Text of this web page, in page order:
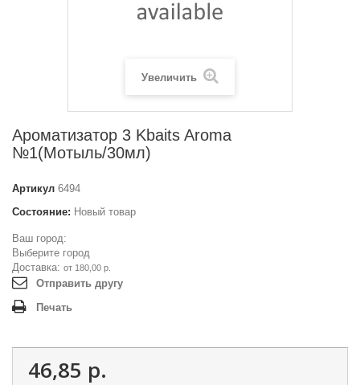
Увеличить
Ароматизатор 3 Kbaits Aroma
№1(Мотыль/30мл)
Артикул 6494
Состояние: Новый товар
Ваш город:
Выберите город
Доставка: от 180,00 р.
Отправить другу
Печать
46,85 р.